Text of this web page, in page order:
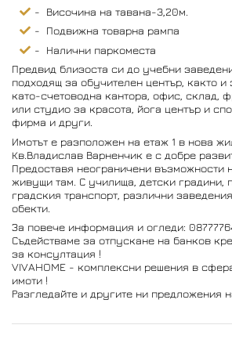
- Височина на тавана-3,20м.
- Подвижна товарна рампа
- Налични паркоместа
Предвид близоста си до учебни
подходящ за обучителен център, както
като-счетоводна кантора, офис, склад,
или студио за красота, йога център и
фирма и други.
Имотът е разположен на етаж 1 в нова
Кв.Владислав Варненчик е с добре
Предоставя неограничени възможности
живущи там. С училища, детски градини,
градския транспорт, различни
обекти.
За повече информация и огледи:
Съдействаме за отпускане на банков
за консултация !
VIVAHOME - комплексни решения в
имоти !
Разгледайте и другите ни предложения